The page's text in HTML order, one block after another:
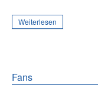
Weiterlesen
Fans